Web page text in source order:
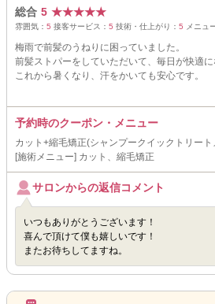
総合 5 ★★★★★
雰囲気： 5 接客サービス： 5 技術・仕上がり： 5 メニュ
梅雨で前髪のうねりに困っていました。
前髪ストパーをしていただいて、毎日が快適に
これから暑くなり、汗をかいても安心です。
予約時のクーポン・メニュー
カット+縮毛矯正(シャンプークイックトリー
[施術メニュー] カット、縮毛矯正
サロンからの返信コメント
いつもありがとうございます！
喜んで頂けて僕も嬉しいです！
またお待ちしてますね。